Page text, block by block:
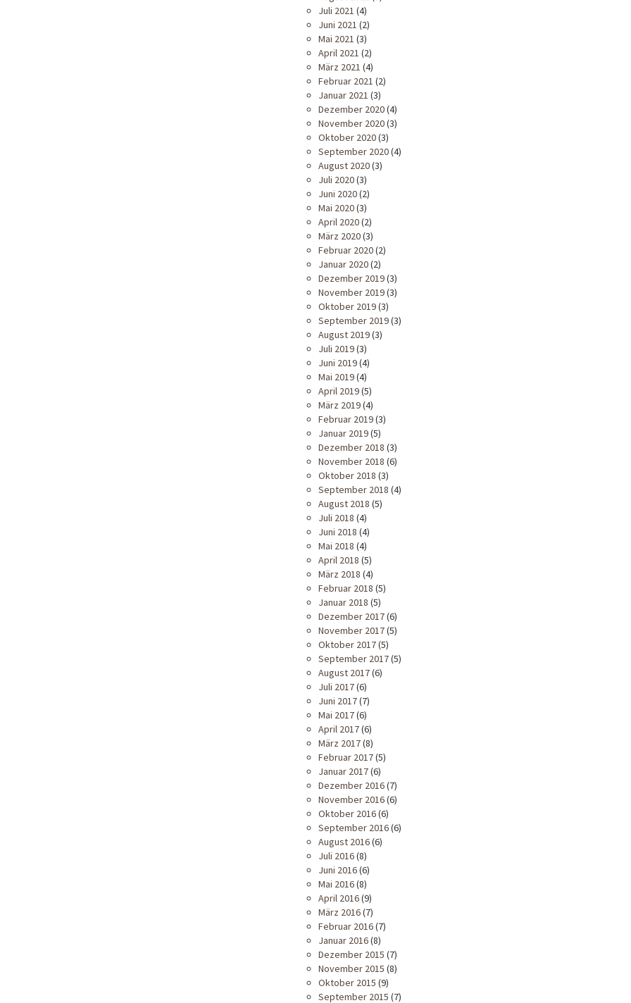
Juli 2021 (4)
Juni 2021 (2)
Mai 2021 (3)
April 2021 (2)
März 2021 (4)
Februar 2021 (2)
Januar 2021 (3)
Dezember 2020(4)
November 2020(3)
Oktober 2020(3)
September 2020(4)
August 2020(3)
Juli 2020(3)
Juni 2020(2)
Mai 2020(3)
April 2020(2)
März 2020(3)
Februar 2020(2)
Januar 2020(2)
Dezember 2019(3)
November 2019(3)
Oktober 2019(3)
September 2019(3)
August 2019(3)
Juli 2019(3)
Juni 2019(4)
Mai 2019(4)
April 2019(5)
März 2019(4)
Februar 2019(3)
Januar 2019(5)
Dezember 2018 (3)
November 2018 (6)
Oktober 2018 (3)
September 2018 (4)
August 2018 (5)
Juli 2018 (4)
Juni 2018 (4)
Mai 2018 (4)
April 2018 (5)
März 2018 (4)
Februar 2018 (5)
Januar 2018 (5)
Dezember 2017(6)
November 2017(5)
Oktober 2017(5)
September 2017(5)
August 2017(6)
Juli 2017(6)
Juni 2017(7)
Mai 2017(6)
April 2017(6)
März 2017(8)
Februar 2017(5)
Januar 2017(6)
Dezember 2016(7)
November 2016(6)
Oktober 2016(6)
September 2016(6)
August 2016(6)
Juli 2016(8)
Juni 2016(6)
Mai 2016(8)
April 2016(9)
März 2016(7)
Februar 2016(7)
Januar 2016(8)
Dezember 2015 (7)
November 2015 (8)
Oktober 2015 (9)
September 2015 (7)